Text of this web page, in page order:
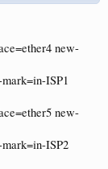
new-
ISP1
new-
ISP2